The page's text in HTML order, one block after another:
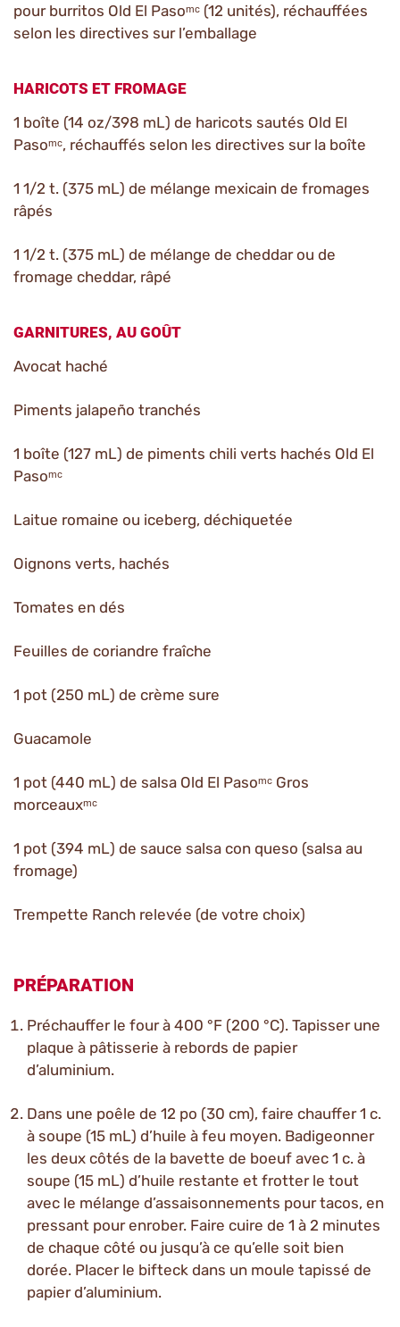
pour burritos Old El Pasoᵐᶜ (12 unités), réchauffées
selon les directives sur l’emballage
HARICOTS ET FROMAGE
1 boîte (14 oz/398 mL) de haricots sautés Old El
Pasoᵐᶜ, réchauffés selon les directives sur la boîte
1 1/2 t. (375 mL) de mélange mexicain de fromages
râpés
1 1/2 t. (375 mL) de mélange de cheddar ou de
fromage cheddar, râpé
GARNITURES, AU GOÛT
Avocat haché
Piments jalapeño tranchés
1 boîte (127 mL) de piments chili verts hachés Old El
Pasoᵐᶜ
Laitue romaine ou iceberg, déchiquetée
Oignons verts, hachés
Tomates en dés
Feuilles de coriandre fraîche
1 pot (250 mL) de crème sure
Guacamole
1 pot (440 mL) de salsa Old El Pasoᵐᶜ Gros
morceauxᵐᶜ
1 pot (394 mL) de sauce salsa con queso (salsa au
fromage)
Trempette Ranch relevée (de votre choix)
PRÉPARATION
Préchauffer le four à 400 °F (200 °C). Tapisser une
plaque à pâtisserie à rebords de papier
d’aluminium.
Dans une poêle de 12 po (30 cm), faire chauffer 1 c.
à soupe (15 mL) d’huile à feu moyen. Badigeonner
les deux côtés de la bavette de boeuf avec 1 c. à
soupe (15 mL) d’huile restante et frotter le tout
avec le mélange d’assaisonnements pour tacos, en
pressant pour enrober. Faire cuire de 1 à 2 minutes
de chaque côté ou jusqu’à ce qu’elle soit bien
dorée. Placer le bifteck dans un moule tapissé de
papier d’aluminium.